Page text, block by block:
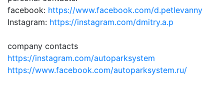
facebook: https://www.facebook.com/d.petlevanny
Instagram: https://instagram.com/dmitry.a.p
company contacts
https://instagram.com/autoparksystem
https://www.facebook.com/autoparksystem.ru/